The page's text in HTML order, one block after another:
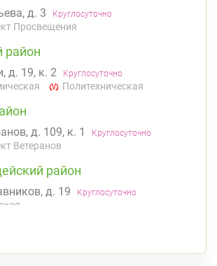
д. 3 Круглосуточно
Просвещения
район
д. 19, к. 2 Круглосуточно
Политехническая
д. 109, к. 1 Круглосуточно
Ветеранов
район
д. 19 Круглосуточно
пр., д.78, к.1 Круглосуточно